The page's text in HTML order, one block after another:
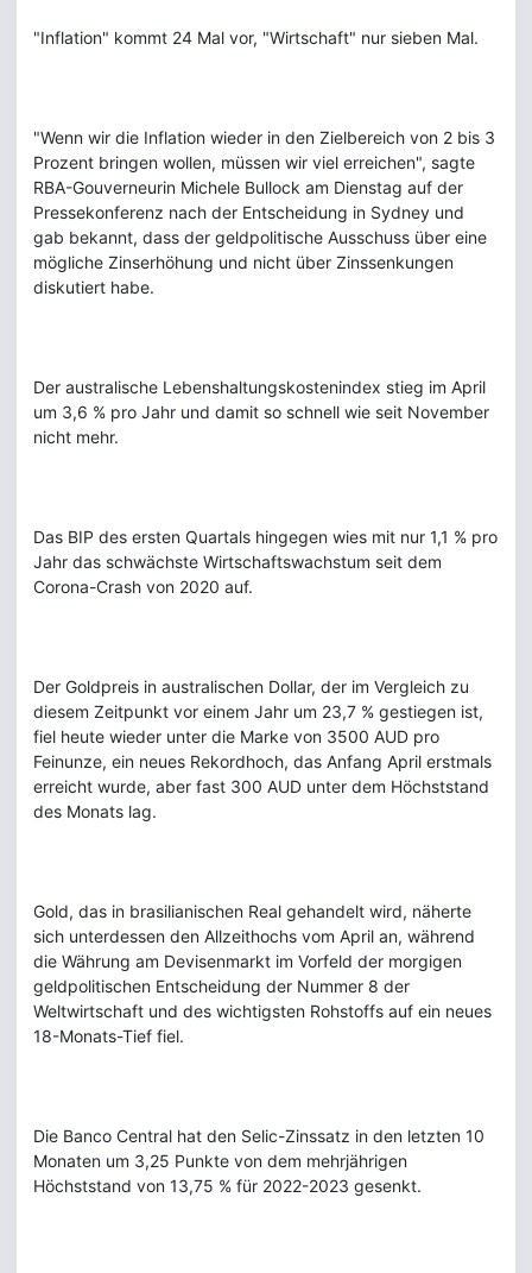
"Inflation" kommt 24 Mal vor, "Wirtschaft" nur sieben Mal.
"Wenn wir die Inflation wieder in den Zielbereich von 2 bis 3
Prozent bringen wollen, müssen wir viel erreichen", sagte
RBA-Gouverneurin Michele Bullock am Dienstag auf der
Pressekonferenz nach der Entscheidung in Sydney und
gab bekannt, dass der geldpolitische Ausschuss über eine
mögliche Zinserhöhung und nicht über Zinssenkungen
diskutiert habe.
Der australische Lebenshaltungskostenindex stieg im April
um 3,6 % pro Jahr und damit so schnell wie seit November
nicht mehr.
Das BIP des ersten Quartals hingegen wies mit nur 1,1 % pro
Jahr das schwächste Wirtschaftswachstum seit dem
Corona-Crash von 2020 auf.
Der Goldpreis in australischen Dollar, der im Vergleich zu
diesem Zeitpunkt vor einem Jahr um 23,7 % gestiegen ist,
fiel heute wieder unter die Marke von 3500 AUD pro
Feinunze, ein neues Rekordhoch, das Anfang April erstmals
erreicht wurde, aber fast 300 AUD unter dem Höchststand
des Monats lag.
Gold, das in brasilianischen Real gehandelt wird, näherte
sich unterdessen den Allzeithochs vom April an, während
die Währung am Devisenmarkt im Vorfeld der morgigen
geldpolitischen Entscheidung der Nummer 8 der
Weltwirtschaft und des wichtigsten Rohstoffs auf ein neues
18-Monats-Tief fiel.
Die Banco Central hat den Selic-Zinssatz in den letzten 10
Monaten um 3,25 Punkte von dem mehrjährigen
Höchststand von 13,75 % für 2022-2023 gesenkt.